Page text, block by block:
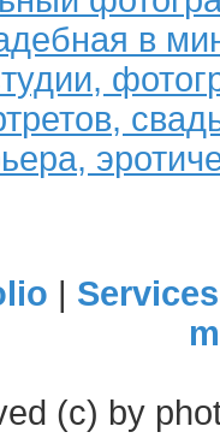
в
| Services
(c) by